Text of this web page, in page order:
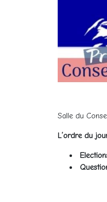
Salle du
L’ordre du